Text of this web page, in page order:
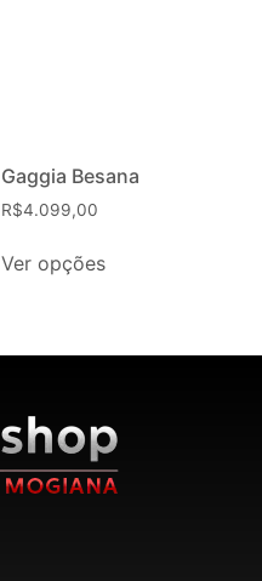
Gaggia Besana
R$4.099,00
Ver opções